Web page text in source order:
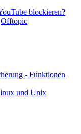
blockieren?
Offtopic
- Funktionen
und Unix